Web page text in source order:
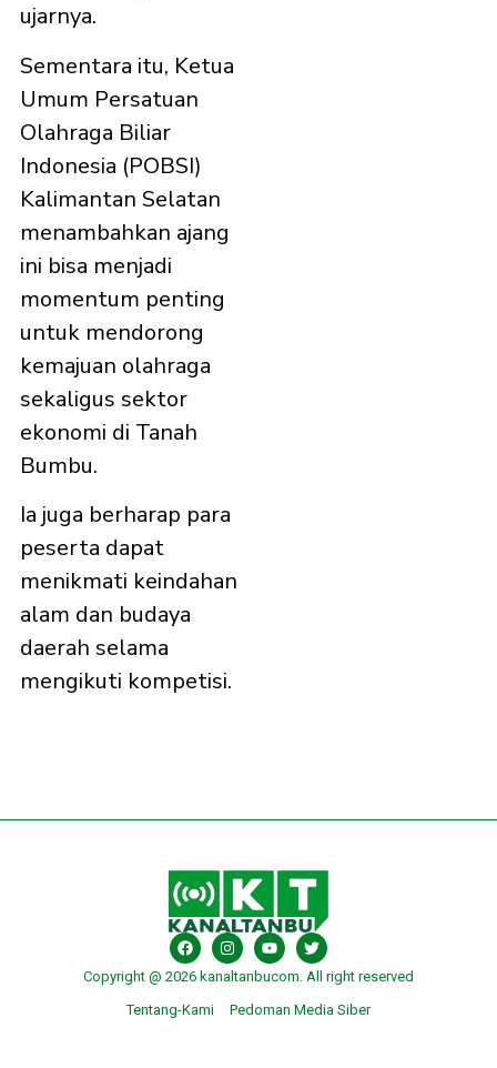
ujarnya.
Sementara itu, Ketua
Umum Persatuan
Olahraga Biliar
Indonesia (POBSI)
Kalimantan Selatan
menambahkan ajang
ini bisa menjadi
momentum penting
untuk mendorong
kemajuan olahraga
sekaligus sektor
ekonomi di Tanah
Bumbu.
Ia juga berharap para
peserta dapat
menikmati keindahan
alam dan budaya
daerah selama
mengikuti kompetisi.
Copyright @ 2026 kanaltanbucom. All right reserved
Tentang-Kami
Pedoman Media Siber